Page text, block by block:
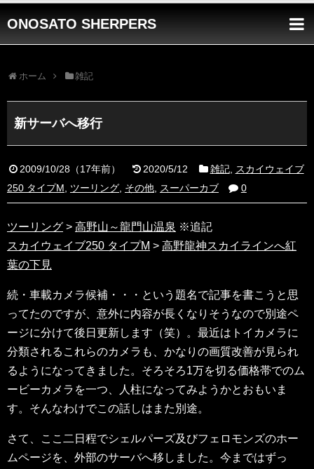
ONOSATO SHERPERS
ホーム 雑記
新サーバへ移行
2009/10/28 （17年前） 2020/5/12 雑記,
スカイウェイブ
250 タイプM
ツーリング その他 スーパーカブ 0
ツーリング > 高野山～龍門山温泉 ※追記
スカイウェイブ250 タイプM > 高野龍神スカイラインへ紅
葉の下見
続・車載カメラ候補・・・という題名で記事を書こうと思
ってたのですが、意外に内容が長くなりそうなので別途ペ
ージに分けて後日更新します（笑）。最近はトイカメラに
分類されるこれらのカメラも、かなりの画質改善が見られ
るようになってきました。そろそろ1万を切る価格帯でのム
ービーカメラを一つ、人柱になってみようかとおもいま
す。そんなわけでこの話しはまた別途。
さて、ここ二日程でシェルパーズ及びフェロモンズのホー
ムページを、外部のサーバへ移しました。今まではずっ